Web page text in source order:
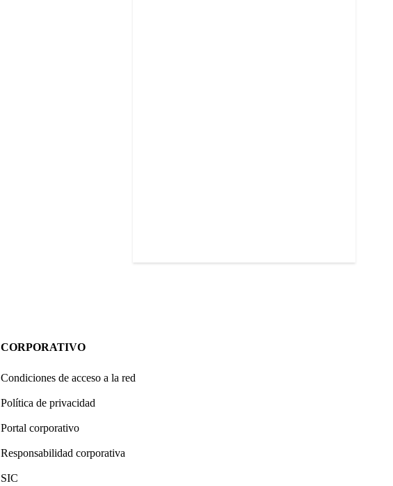
CORPORATIVO
Condiciones de acceso a la red
Política de privacidad
Portal corporativo
Responsabilidad corporativa
SIC